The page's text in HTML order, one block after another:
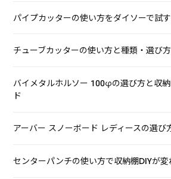
パイプカッターの使い方をダイソーで試
チューブカッターの使い方と種類・選び
バイメタルホルソー 100φの選び方と収
ド
アーバー スノーボード レディースの選び
センターパンチの使い方で収納棚DIYが